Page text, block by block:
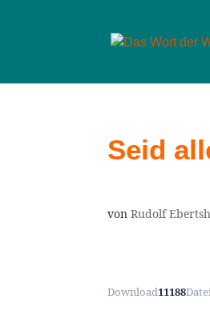
Seid
vonRudolf
Download11188